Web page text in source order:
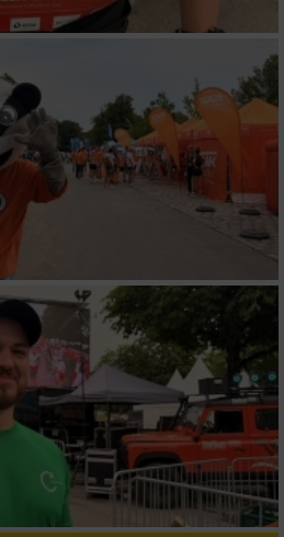
der Angebote
Daten zur Auswahl
angeforderten